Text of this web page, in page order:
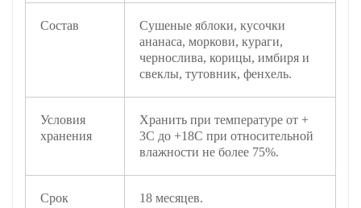
Состав
Сушеные яблоки, кусочки
ананаса, моркови, кураги,
чернослива, корицы, имбиря и
свеклы, тутовник, фенхель.
Условия
хранения
Хранить при температуре от +
3С до +18С при относительной
влажности не более 75%.
Срок
18 месяцев.